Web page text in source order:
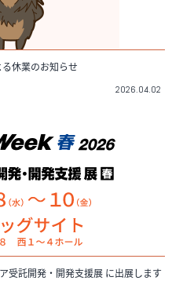
休業のお知らせ
2026.04.02
受託開発・開発支援展 に出展します